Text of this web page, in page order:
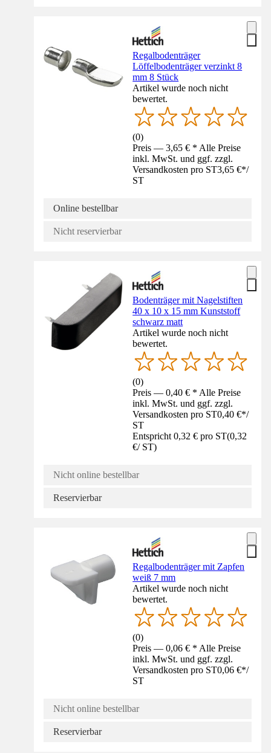
Regalbodenträger
Löffelbodenträger verzinkt 8
mm 8 Stück
Artikel wurde noch nicht
bewertet.
(0)
Preis — 3,65 € * Alle Preise
inkl. MwSt. und ggf. zzgl.
Versandkosten pro ST3,65 €*/
ST
Online bestellbar
Nicht reservierbar
Bodenträger mit Nagelstiften
40 x 10 x 15 mm Kunststoff
schwarz matt
Artikel wurde noch nicht
bewertet.
(0)
Preis — 0,40 € * Alle Preise
inkl. MwSt. und ggf. zzgl.
Versandkosten pro ST0,40 €*/
ST
Entspricht 0,32 € pro ST(0,32
€/ ST)
Nicht online bestellbar
Reservierbar
Regalbodenträger mit Zapfen
weiß 7 mm
Artikel wurde noch nicht
bewertet.
(0)
Preis — 0,06 € * Alle Preise
inkl. MwSt. und ggf. zzgl.
Versandkosten pro ST0,06 €*/
ST
Nicht online bestellbar
Reservierbar